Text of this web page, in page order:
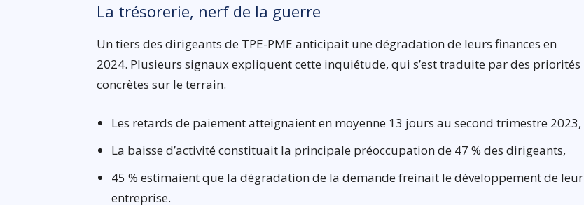
La trésorerie, nerf de la guerre
Un tiers des dirigeants de TPE-PME anticipait une dégradation de leurs finances en
2024. Plusieurs signaux expliquent cette inquiétude, qui s’est traduite par des priorités
concrètes sur le terrain.
Les retards de paiement atteignaient en moyenne 13 jours au second trimestre 2023,
La baisse d’activité constituait la principale préoccupation de 47 % des dirigeants,
45 % estimaient que la dégradation de la demande freinait le développement de leur
entreprise.